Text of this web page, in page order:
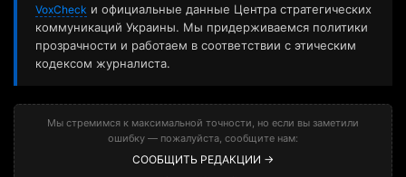
VoxCheck и официальные данные Центра стратегических
коммуникаций Украины. Мы придерживаемся политики
прозрачности и работаем в соответствии с этическим
кодексом журналиста.
Мы стремимся к максимальной точности, но если вы заметили
ошибку — пожалуйста, сообщите нам:
СООБЩИТЬ РЕДАКЦИИ →